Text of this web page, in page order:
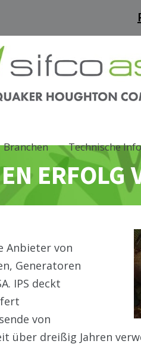
Branchen Technische
ERFOLG
Anbieter von
Generatoren
IPS deckt
von
dreißig Jahren